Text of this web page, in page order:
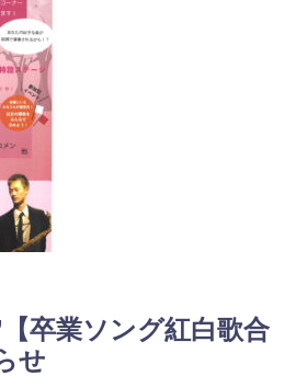
卒業ソング紅白歌合
せ